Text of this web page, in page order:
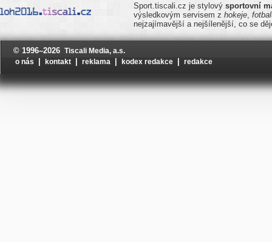
Sport.tiscali.cz je stylový sportovní
výsledkovým servisem z hokeje
nejzajímavější a nejšílenější, co se
© 1996–2026 Tiscali Media, a.s.
o nás
| kontakt | reklama | kodex redakce | redakce